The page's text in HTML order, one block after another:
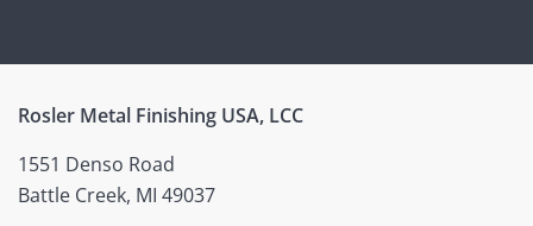
Rosler Metal Finishing USA, LCC
1551 Denso Road
Battle Creek, MI 49037